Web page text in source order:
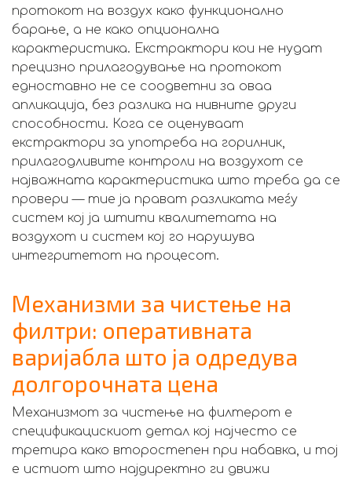
протокот на воздух како функционално
барање, а не како опционална
карактеристика. Екстрактори кои не нудат
прецизно прилагодување на протокот
едноставно не се соодветни за оваа
апликација, без разлика на нивните други
способности. Кога се оценуваат
екстрактори за употреба на горилник,
прилагодливите контроли на воздухот се
најважната карактеристика што треба да се
провери — тие ја прават разликата меѓу
систем кој ја штити квалитетата на
воздухот и систем кој го нарушува
интегритетот на процесот.
Механизми за чистење на
филтри: оперативната
варијабла што ја одредува
долгорочната цена
Механизмот за чистење на филтерот е
спецификацискиот детал кој најчесто се
третира како второстепен при набавка, и тој
е истиот што најдиректно ги движи